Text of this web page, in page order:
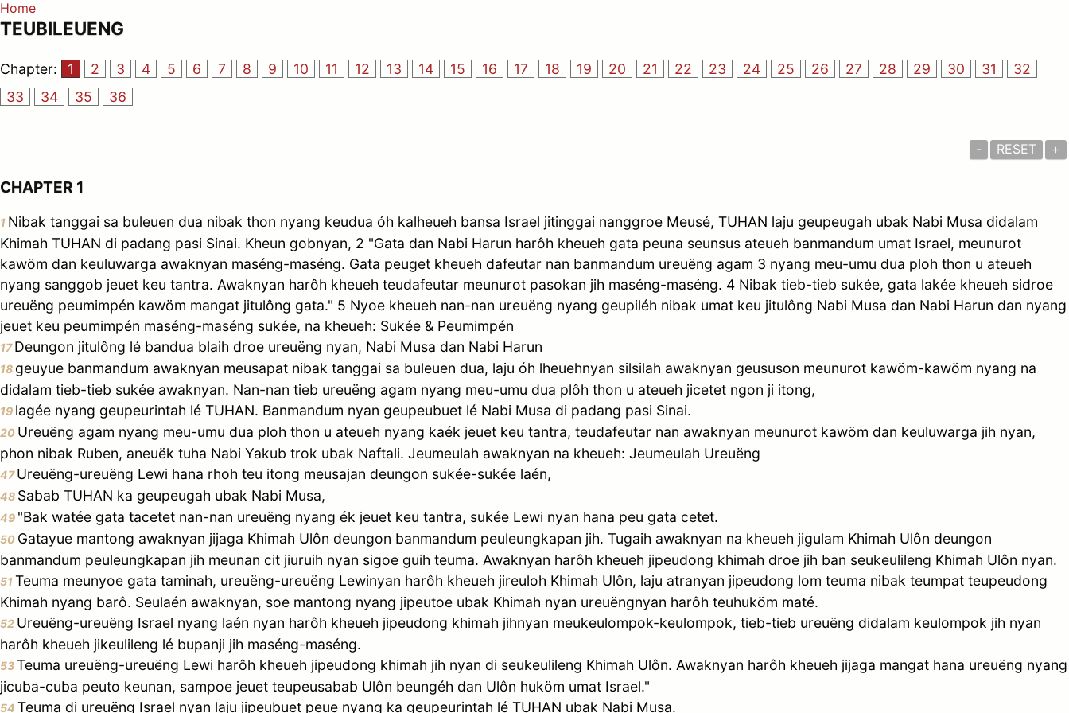
Home
TEUBILEUENG
Chapter: 1 2 3 4 5 6 7 8 9 10 11 12 13 14 15 16 17 18 19 20 21 22 23 24 25 26 27 28 29 30 31
32
33
34 35 36
- RESET +
CHAPTER 1
1 Nibak tanggai sa buleuen dua nibak thon nyang keudua óh kalheueh bansa Israel jitinggai nanggroe Meusé, TUHAN laju geupeugah ubak Nabi Musa didalam
Khimah TUHAN di padang pasi Sinai. Kheun gobnyan, 2 "Gata dan Nabi Harun harôh kheueh gata peuna seunsus ateueh banmandum umat Israel, meunurot
kawöm dan keuluwarga awaknyan maséng-maséng. Gata peuget kheueh dafeutar nan banmandum ureuëng agam 3 nyang meu-umu dua ploh thon u ateueh
nyang sanggob jeuet keu tantra. Awaknyan harôh kheueh teudafeutar meunurot pasokan jih maséng-maséng. 4 Nibak tieb-tieb sukée, gata lakée kheueh sidroe
ureuëng peumimpén kawöm mangat jitulông gata." 5 Nyoe kheueh nan-nan ureuëng nyang geupiléh nibak umat keu jitulông Nabi Musa dan Nabi Harun dan nyang
jeuet keu peumimpén maséng-maséng sukée, na kheueh: Sukée & Peumimpén
17Deungon jitulông lé bandua blaih droe ureuëng nyan, Nabi Musa dan Nabi Harun
18 geuyue banmandum awaknyan meusapat nibak tanggai sa buleuen dua, laju óh lheuehnyan silsilah awaknyan geususon meunurot kawöm-kawöm nyang na
didalam tieb-tieb sukée awaknyan. Nan-nan tieb ureuëng agam nyang meu-umu dua plôh thon u ateueh jicetet ngon ji itong,
19 lagée nyang geupeurintah lé TUHAN. Banmandum nyan geupeubuet lé Nabi Musa di padang pasi Sinai.
20 Ureuëng agam nyang meu-umu dua ploh thon u ateueh nyang kaék jeuet keu tantra, teudafeutar nan awaknyan meunurot kawöm dan keuluwarga jih nyan,
phon nibak Ruben, aneuëk tuha Nabi Yakub trok ubak Naftali. Jeumeulah awaknyan na kheueh: Jeumeulah Ureuëng
47Ureuëng-ureuëng Lewi hana rhoh teu itong meusajan deungon sukée-sukée laén,
48 Sabab TUHAN ka geupeugah ubak Nabi Musa,
49 "Bak watée gata tacetet nan-nan ureuëng nyang ék jeuet keu tantra, sukée Lewi nyan hana peu gata cetet.
50 Gatayue mantong awaknyan jijaga Khimah Ulôn deungon banmandum peuleungkapan jih. Tugaih awaknyan na kheueh jigulam Khimah Ulôn deungon
banmandum peuleungkapan jih meunan cit jiuruih nyan sigoe guih teuma. Awaknyan harôh kheueh jipeudong khimah droe jih ban seukeulileng Khimah Ulôn nyan.
51Teuma meunyoe gata taminah, ureuëng-ureuëng Lewinyan harôh kheueh jireuloh Khimah Ulôn, laju atranyan jipeudong lom teuma nibak teumpat teupeudong
Khimah nyang barô. Seulaén awaknyan, soe mantong nyang jipeutoe ubak Khimah nyan ureuëngnyan harôh teuhuköm maté.
52 Ureuëng-ureuëng Israel nyang laén nyan harôh kheueh jipeudong khimah jihnyan meukeulompok-keulompok, tieb-tieb ureuëng didalam keulompok jih nyan
harôh kheueh jikeulileng lé bupanji jih maséng-maséng.
53Teuma ureuëng-ureuëng Lewi harôh kheueh jipeudong khimah jih nyan di seukeulileng Khimah Ulôn. Awaknyan harôh kheueh jijaga mangat hana ureuëng nyang
jicuba-cuba peuto keunan, sampoe jeuet teupeusabab Ulôn beungéh dan Ulôn huköm umat Israel."
54 Teuma di ureuëng Israel nyan laju jipeubuet peue nyang ka geupeurintah lé TUHAN ubak Nabi Musa.